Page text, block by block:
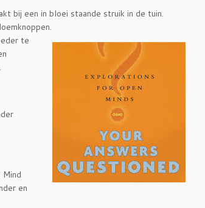
bij een in bloei staande struik in de tuin.
te
Mind
en